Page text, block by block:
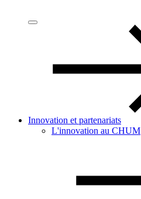
Innovation et partenariats
L'innovation au CHUM